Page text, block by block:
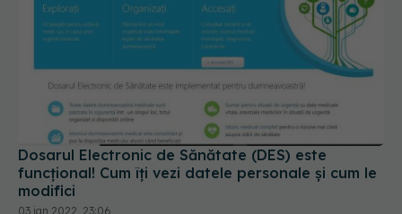
Dosarul Electronic de Sănătate (DES) este
funcțional! Cum îți vezi datele personale și cum le
modifici
03 ian 2022, 23:06